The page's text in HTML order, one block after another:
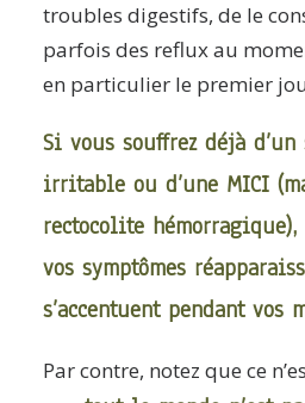
troubles digestifs, de le
parfois des reflux au
en particulier le premier
Si vous souffrez déjà
irritable ou d’une MICI
rectocolite
vos symptômes
s’accentuent pendant vos
Par contre, notez que ce